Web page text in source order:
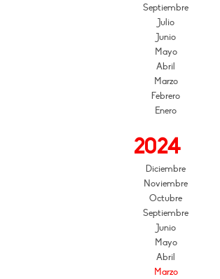
Septiembre
Julio
Junio
Mayo
Abril
Marzo
Febrero
Enero
2024
Diciembre
Noviembre
Octubre
Septiembre
Junio
Mayo
Abril
Marzo